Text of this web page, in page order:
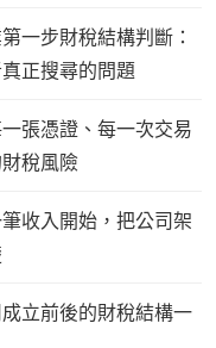
一步財稅結構判斷：
正搜尋的問題
張憑證、每一次交易
稅風險
收入開始，把公司架
立前後的財稅結構一